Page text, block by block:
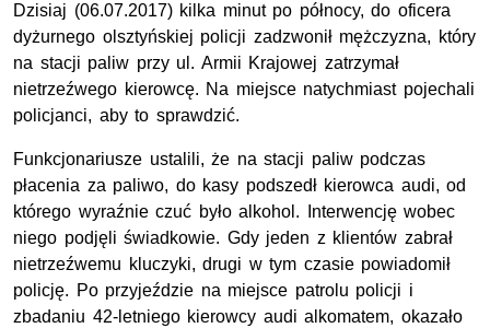
Dzisiaj (06.07.2017) kilka minut po północy, do oficera
dyżurnego olsztyńskiej policji zadzwonił mężczyzna, który
na stacji paliw przy ul. Armii Krajowej zatrzymał
nietrzeźwego kierowcę. Na miejsce natychmiast pojechali
policjanci, aby to sprawdzić.
Funkcjonariusze ustalili, że na stacji paliw podczas
płacenia za paliwo, do kasy podszedł kierowca audi, od
którego wyraźnie czuć było alkohol. Interwencję wobec
niego podjęli świadkowie. Gdy jeden z klientów zabrał
nietrzeźwemu kluczyki, drugi w tym czasie powiadomił
policję. Po przyjeździe na miejsce patrolu policji i
zbadaniu 42-letniego kierowcy audi alkomatem, okazało